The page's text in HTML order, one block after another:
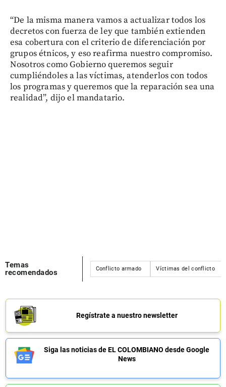
“De la misma manera vamos a actualizar todos los
decretos con fuerza de ley que también extienden
esa cobertura con el criterio de diferenciación por
grupos étnicos, y eso reafirma nuestro compromiso.
Nosotros como Gobierno queremos seguir
cumpliéndoles a las víctimas, atenderlos con todos
los programas y queremos que la reparación sea una
realidad”, dijo el mandatario.
Temas
recomendados
Conflicto armado Víctimas del conflicto
Regístrate a nuestro newsletter
Siga las noticias de EL COLOMBIANO desde Google
News